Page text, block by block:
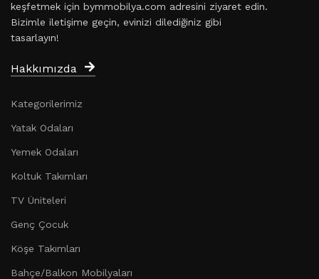
keşfetmek için bymmobilya.com adresini ziyaret edin.
Bizimle iletişime geçin, evinizi dilediğiniz gibi
tasarlayın!
Hakkımızda
Kategorilerimiz
Yatak Odaları
Yemek Odaları
Koltuk Takımları
TV Üniteleri
Genç Çocuk
Köşe Takımları
Bahçe/Balkon Mobilyaları